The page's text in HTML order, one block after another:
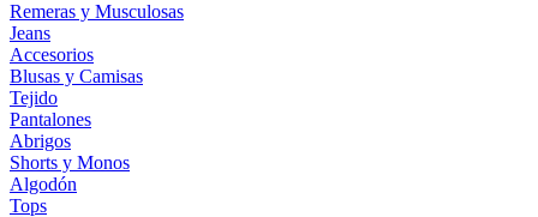
Remeras y Musculosas
Jeans
Accesorios
Blusas y Camisas
Tejido
Pantalones
Abrigos
Shorts y Monos
Algodón
Tops